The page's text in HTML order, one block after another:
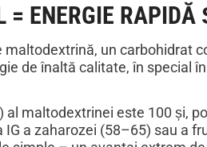
= ENERGIE RAPIDĂ
maltodextrină, un carbohidrat
de înaltă calitate, în special
al maltodextrinei este 100 și,
IG a zaharozei (58–65) sau a